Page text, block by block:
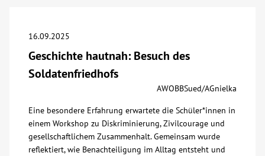
Begegnung
Bildung
Über uns
16.09.2025
Geschichte hautnah: Besuch des
Soldatenfriedhofs
AWOBBSued/AGnielka
Eine besondere Erfahrung erwartete die Schüler*innen in
einem Workshop zu Diskriminierung, Zivilcourage und
gesellschaftlichem Zusammenhalt. Gemeinsam wurde
reflektiert, wie Benachteiligung im Alltag entsteht und